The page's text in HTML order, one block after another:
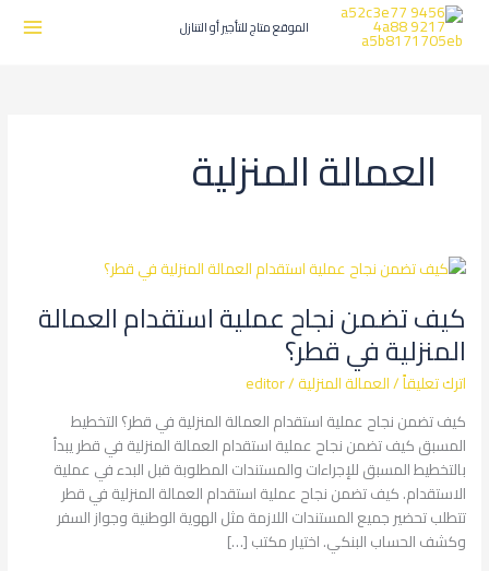
الموقع متاج للتأجير أو التنازل
العمالة المنزلية
كيف تضمن نجاح عملية استقدام العمالة
المنزلية في قطر؟
اترك تعليقاً/العمالة المنزلية/
editor
كيف تضمن نجاح عملية استقدام العمالة المنزلية في قطر؟ التخطيط
المسبق كيف تضمن نجاح عملية استقدام العمالة المنزلية في قطر يبدأ
بالتخطيط المسبق للإجراءات والمستندات المطلوبة قبل البدء في عملية
الاستقدام. كيف تضمن نجاح عملية استقدام العمالة المنزلية في قطر
تتطلب تحضير جميع المستندات اللازمة مثل الهوية الوطنية وجواز السفر
وكشف الحساب البنكي. اختيار مكتب […]
كيف
نجاح
عملية
استقدام
العمالة
المنزلية
في
قطر؟